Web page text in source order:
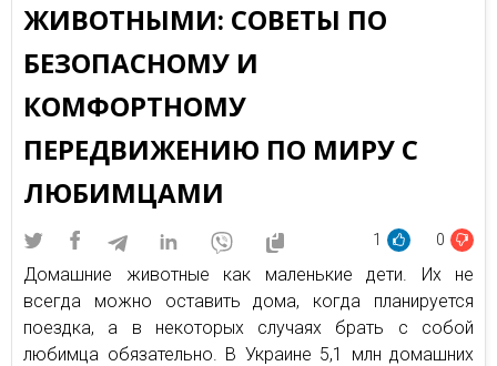
ЖИВОТНЫМИ: СОВЕТЫ ПО
БЕЗОПАСНОМУ И
КОМФОРТНОМУ
ПЕРЕДВИЖЕНИЮ ПО МИРУ С
ЛЮБИМЦАМИ
1 0
Домашние животные как маленькие дети. Их не
всегда можно оставить дома, когда планируется
поездка, а в некоторых случаях брать с собой
любимца обязательно. В Украине 5,1 млн домашних